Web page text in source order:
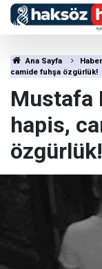
Ana Sayfa Haber
camide fuhşa özgürlük!
Mustafa
hapis,
özgürlük!